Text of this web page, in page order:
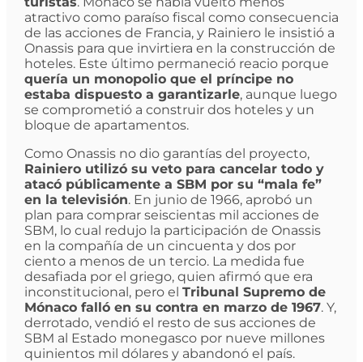
atractivo como paraíso fiscal como consecuencia
de las acciones de Francia, y Rainiero le insistió a
Onassis para que invirtiera en la construcción de
hoteles. Este último permaneció reacio porque
quería un monopolio que el príncipe no
estaba dispuesto a garantizarle, aunque luego
se comprometió a construir dos hoteles y un
bloque de apartamentos.
Como Onassis no dio garantías del proyecto,
Rainiero utilizó su veto para cancelar todo y
atacó públicamente a SBM por su “mala fe”
en la televisión. En junio de 1966, aprobó un
plan para comprar seiscientas mil acciones de
SBM, lo cual redujo la participación de Onassis
en la compañía de un cincuenta y dos por
ciento a menos de un tercio. La medida fue
desafiada por el griego, quien afirmó que era
inconstitucional, pero el Tribunal Supremo de
Mónaco falló en su contra en marzo de 1967. Y,
derrotado, vendió el resto de sus acciones de
SBM al Estado monegasco por nueve millones
quinientos mil dólares y abandonó el país.